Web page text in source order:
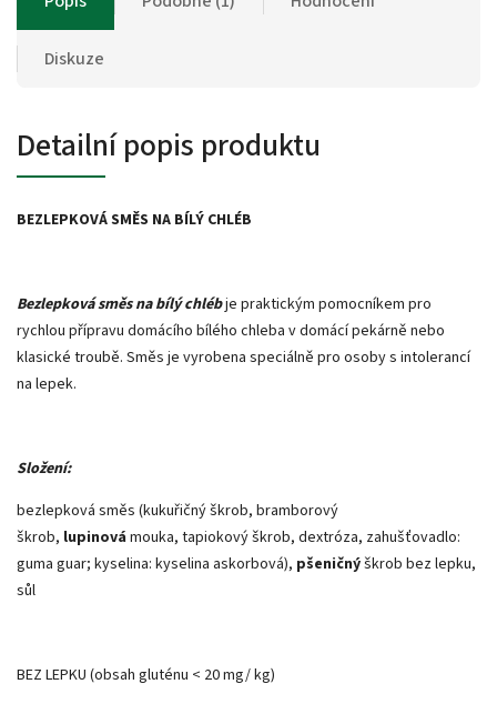
Diskuze
Detailní popis produktu
BEZLEPKOVÁ SMĚS NA BÍLÝ CHLÉB
Bezlepková směs na bílý chlébje praktickým pomocníkem pro
rychlou přípravu domácího bílého chleba v domácí pekárně nebo
klasické troubě. Směs je vyrobena speciálně pro osoby s intolerancí
na lepek.
Složení:
bezlepková směs (kukuřičný škrob, bramborový
škrob, lupinová mouka, tapiokový škrob, dextróza, zahušťovadlo:
guma guar; kyselina: kyselina askorbová), pšeničnýškrob bez lepku,
sůl
BEZ LEPKU (obsah gluténu < 20 mg/ kg)